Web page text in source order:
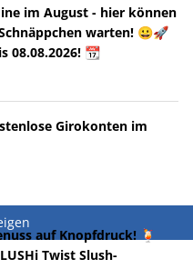
im August - hier können
warten! 😀🚀
08.08.2026! 📆
Girokonten im
auf Knopfdruck! 🍹
Twist Slush-